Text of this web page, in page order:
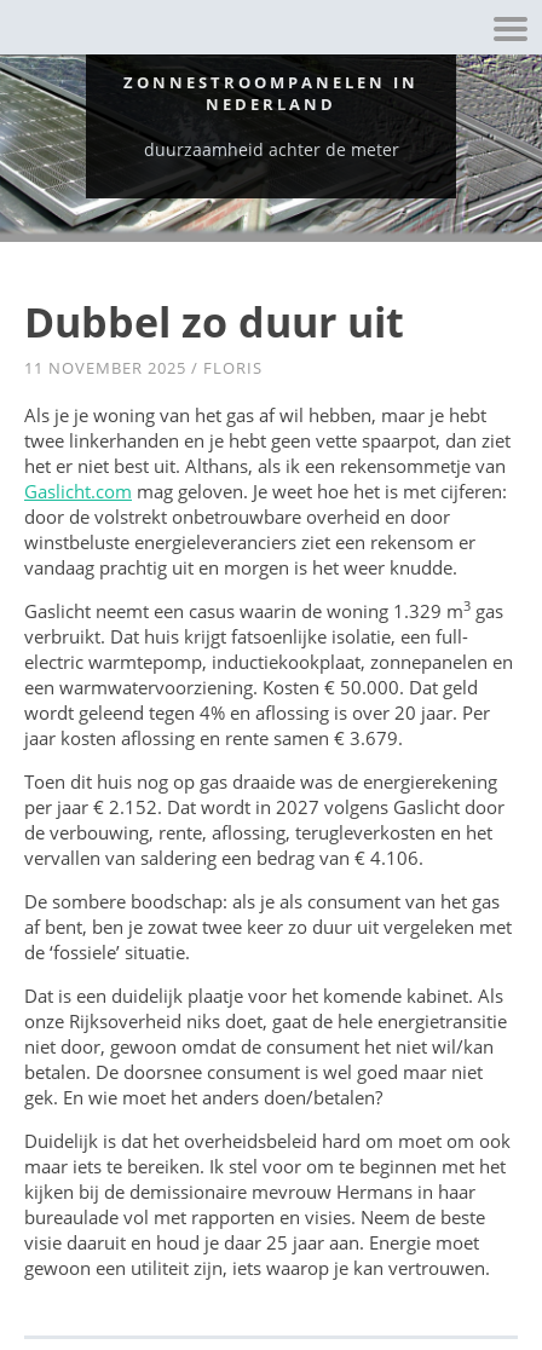
ZONNESTROOMPANELEN IN
NEDERLAND
duurzaamheid achter de meter
Dubbel zo duur uit
11 NOVEMBER 2025 / FLORIS
Als je je woning van het gas af wil hebben, maar je hebt
twee linkerhanden en je hebt geen vette spaarpot, dan ziet
het er niet best uit. Althans, als ik een rekensommetje van
Gaslicht.com mag geloven. Je weet hoe het is met cijferen:
door de volstrekt onbetrouwbare overheid en door
winstbeluste energieleveranciers ziet een rekensom er
vandaag prachtig uit en morgen is het weer knudde.
Gaslicht neemt een casus waarin de woning 1.329 m3 gas
verbruikt. Dat huis krijgt fatsoenlijke isolatie, een full-
electric warmtepomp, inductiekookplaat, zonnepanelen en
een warmwatervoorziening. Kosten € 50.000. Dat geld
wordt geleend tegen 4% en aflossing is over 20 jaar. Per
jaar kosten aflossing en rente samen € 3.679.
Toen dit huis nog op gas draaide was de energierekening
per jaar € 2.152. Dat wordt in 2027 volgens Gaslicht door
de verbouwing, rente, aflossing, terugleverkosten en het
vervallen van saldering een bedrag van € 4.106.
De sombere boodschap: als je als consument van het gas
af bent, ben je zowat twee keer zo duur uit vergeleken met
de ‘fossiele’ situatie.
Dat is een duidelijk plaatje voor het komende kabinet. Als
onze Rijksoverheid niks doet, gaat de hele energietransitie
niet door, gewoon omdat de consument het niet wil/kan
betalen. De doorsnee consument is wel goed maar niet
gek. En wie moet het anders doen/betalen?
Duidelijk is dat het overheidsbeleid hard om moet om ook
maar iets te bereiken. Ik stel voor om te beginnen met het
kijken bij de demissionaire mevrouw Hermans in haar
bureaulade vol met rapporten en visies. Neem de beste
visie daaruit en houd je daar 25 jaar aan. Energie moet
gewoon een utiliteit zijn, iets waarop je kan vertrouwen.